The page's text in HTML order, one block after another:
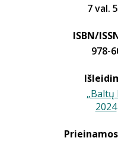
7 val.
ISBN/
978-
„Baltų
2024